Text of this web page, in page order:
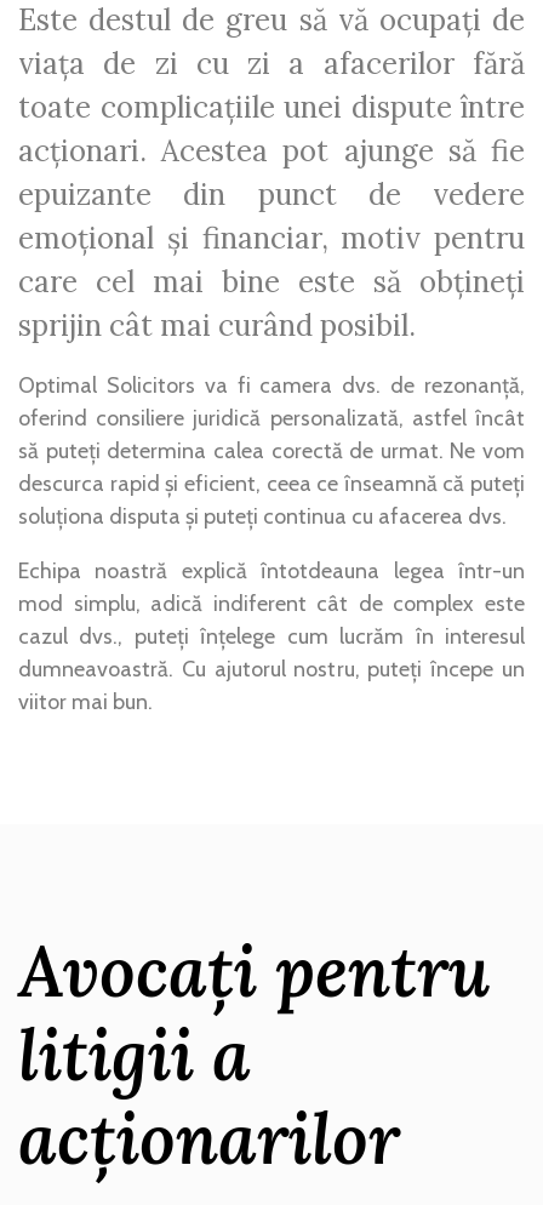
Este destul de greu să vă ocupați de
viața de zi cu zi a afacerilor fără
toate complicațiile unei dispute între
acționari. Acestea pot ajunge să fie
epuizante din punct de vedere
emoțional și financiar, motiv pentru
care cel mai bine este să obțineți
sprijin cât mai curând posibil.
Optimal Solicitors va fi camera dvs. de rezonanță,
oferind consiliere juridică personalizată, astfel încât
să puteți determina calea corectă de urmat. Ne vom
descurca rapid și eficient, ceea ce înseamnă că puteți
soluționa disputa și puteți continua cu afacerea dvs.
Echipa noastră explică întotdeauna legea într-un
mod simplu, adică indiferent cât de complex este
cazul dvs., puteți înțelege cum lucrăm în interesul
dumneavoastră. Cu ajutorul nostru, puteți începe un
viitor mai bun.
Avocați pentru
litigii a
acționarilor